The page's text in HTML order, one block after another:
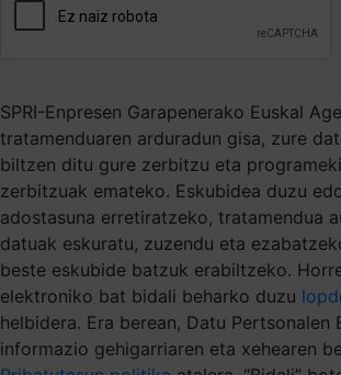
SPRI-Enpresen Garapenerako Euskal
tratamenduaren arduradun gisa, zure
biltzen ditu gure zerbitzu eta
zerbitzuak emateko. Eskubidea duzu
adostasuna erretiratzeko, tratamendua
datuak eskuratu, zuzendu eta
beste eskubide batzuk erabiltzeko.
elektroniko bat bidali beharko duzu
helbidera. Era berean, Datu Pertsonalen
informazio gehigarriaren eta xehearen